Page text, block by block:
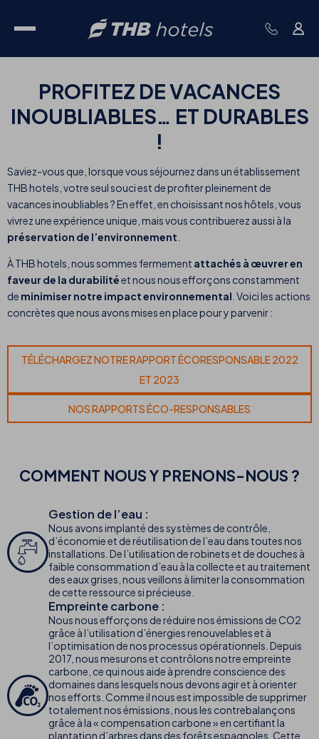
PROFITEZ DE VACANCES
INOUBLIABLES… ET DURABLES
!
Saviez-vous que, lorsque vous séjournez dans un établissement
THB hotels, votre seul souci est de profiter pleinement de
vacances inoubliables ? En effet, en choisissant nos hôtels, vous
vivrez une expérience unique, mais vous contribuerez aussi à la
préservation de l’environnement
À THB hotels, nous sommes fermement attachés à œuvrer en
faveur de la durabilitéet nous nous efforçons constamment
de minimiser notre impact environnemental . Voici les actions
concrètes que nous avons mises en place pour y parvenir :
TÉLÉCHARGEZ NOTRE RAPPORT ÉCORESPONSABLE 2022
ET 2023
NOS RAPPORTS ÉCO-RESPONSABLES
COMMENT NOUS Y PRENONS-NOUS ?
Gestion de l’eau :
Nous avons implanté des systèmes de contrôle,
d’économie et de réutilisation de l’eau dans toutes nos
installations. De l’utilisation de robinets et de douches à
faible consommation d’eau à la collecte et au traitement
des eaux grises, nous veillons à limiter la consommation
de cette ressource si précieuse.
Empreinte carbone :
Nous nous efforçons de réduire nos émissions de CO2
grâce à l’utilisation d’énergies renouvelables et à
l’optimisation de nos processus opérationnels. Depuis
2017, nous mesurons et contrôlons notre empreinte
carbone, ce qui nous aide à prendre conscience des
domaines dans lesquels nous devons agir et à orienter
nos efforts. Comme il nous est impossible de supprimer
totalement nos émissions, nous les contrebalançons
grâce à la « compensation carbone » en certifiant la
plantation d’arbres dans des forêts espagnoles. Cette